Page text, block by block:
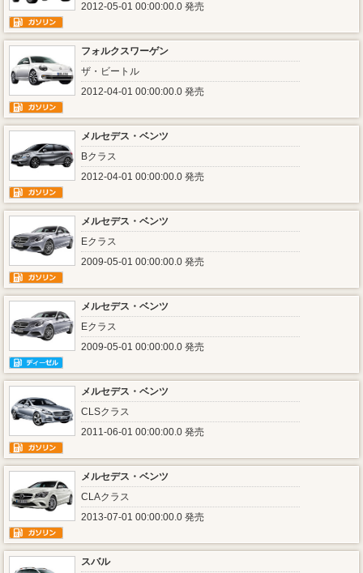
2012-05-01 00:00:00.0 発売
フォルクスワーゲン
ザ・ビートル
2012-04-01 00:00:00.0 発売
メルセデス・ベンツ
Bクラス
2012-04-01 00:00:00.0 発売
メルセデス・ベンツ
Eクラス
2009-05-01 00:00:00.0 発売
メルセデス・ベンツ
Eクラス
2009-05-01 00:00:00.0 発売
メルセデス・ベンツ
CLSクラス
2011-06-01 00:00:00.0 発売
メルセデス・ベンツ
CLAクラス
2013-07-01 00:00:00.0 発売
スバル